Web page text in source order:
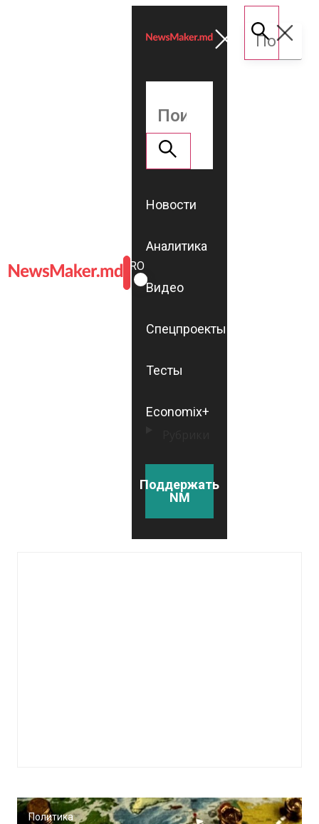
ROMÂNĂ
RU
Новости
Аналитика
Видео
Спецпроекты
Тесты
Economix+
Поддержать
NM
Политика